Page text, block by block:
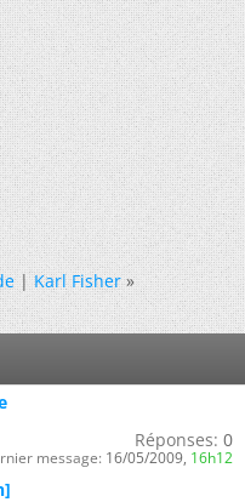
|Karl Fisher »
Réponses: 0
message: 16/05/2009, 16h12